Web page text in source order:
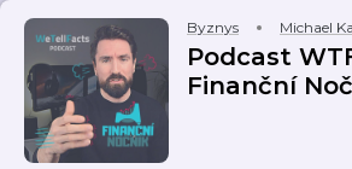
Byznys Michael
Podcast
Finanční